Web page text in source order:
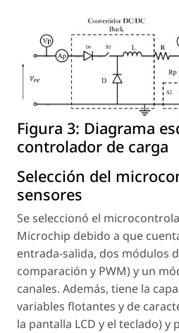
Figura 3: Diagrama
controlador de carga
Selección del
sensores
Se seleccionó el
Microchip debido a que
entrada-salida, dos módulos
comparación y PWM) y un
canales. Además, tiene la
variables flotantes y de
la pantalla LCD y el teclado)